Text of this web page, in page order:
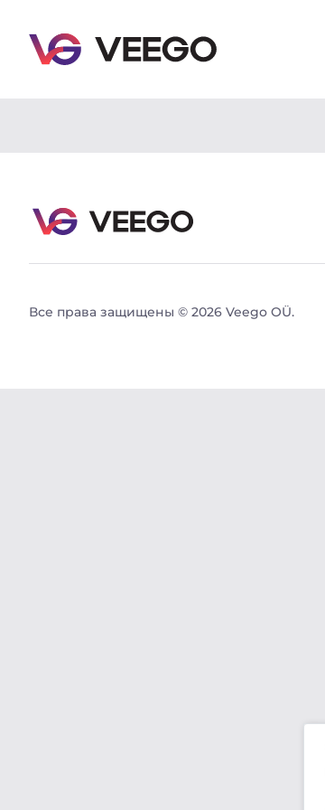
Все права защищены © 2026 Veego OÜ.